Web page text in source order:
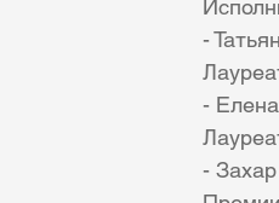
-
-
-